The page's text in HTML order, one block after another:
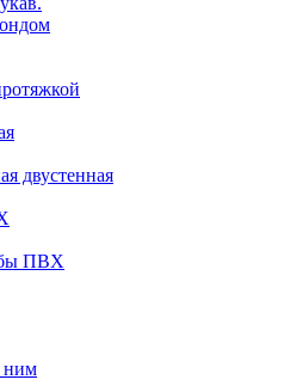
двустенная
ПВХ
ним